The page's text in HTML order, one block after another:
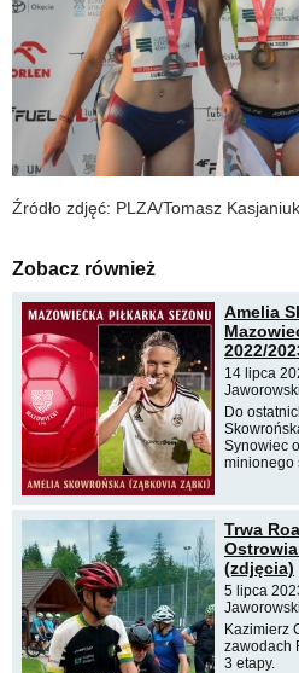
Źródło zdjęć: PLZA/Tomasz Kasjaniuk
Zobacz również
Amelia
2022/
14 lipca
Jaworowski
Do
Synowiec
minionego
Trwa
(zdjęcia)
5 lipca
Jaworowski
Kazimierz
zawodach
3 etapy.